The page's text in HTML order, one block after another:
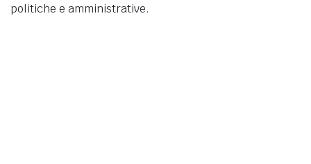
politiche e amministrative.